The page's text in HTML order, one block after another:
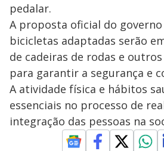
pedalar.
A proposta oficial do governo
bicicletas adaptadas serão
de cadeiras de rodas e
para garantir a segurança e
A atividade física e hábitos
essenciais no processo de
integração das pessoas na